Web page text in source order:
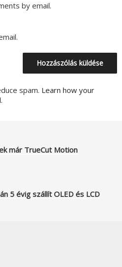
by email.
spam. Learn how your
már TrueCut Motion
5 évig szállít OLED és LCD